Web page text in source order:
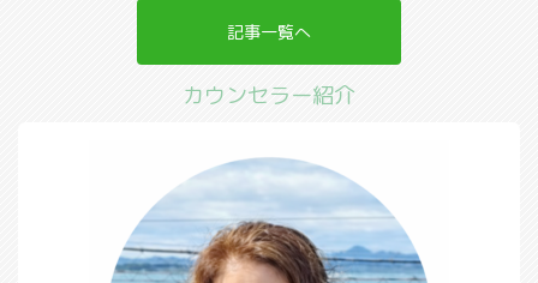
記事一覧へ
カウンセラー紹介